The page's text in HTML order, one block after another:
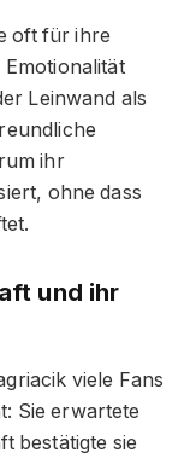
oft für ihre
Emotionalität
Leinwand als
ihr
ohne dass
und ihr
viele Fans
Sie erwartete
bestätigte sie